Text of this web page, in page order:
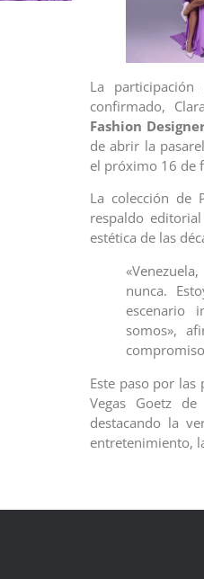
La
confirmado,
Fashion
de abrir la
el próximo 16 de
La colección de
respaldo
estética de las
nunca.
escenario
somos»,
Este paso por las
Vegas Goetz
destacando la
entretenimiento,